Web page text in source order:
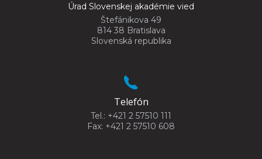
Úrad Slovenskej akadémie vied
Štefánikova 49
814 38 Bratislava
Slovenská republika
Telefón
Tel.: +421 2 57510 111
Fax: +421 2 57510 608